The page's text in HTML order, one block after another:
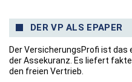
DER VP ALS EPAPER
Der VersicherungsProfi ist
der Assekuranz. Es liefert
den freien Vertrieb.